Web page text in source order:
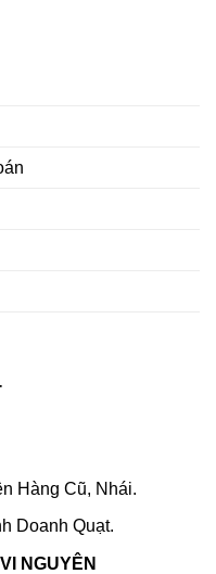
Hàng Cũ, Nhái.
Doanh Quạt.
NGUYÊN